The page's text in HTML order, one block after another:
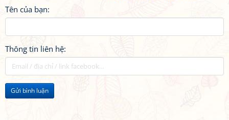
Tên của bạn:
Thông tin liên hệ:
Gửi bình luận